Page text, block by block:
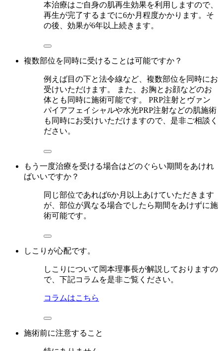
本治療はご自身の肌再生効果を利用しますので、
再生が完了するまでに6か月程度かかります。そ
の後、効果が6年以上続きます。
複数部位を同時に受けることは可能ですか？
例えば目の下と法令線など、複数部位を同時にお
受けいただけます。 また、お胸とお顔などのお
体とも同時に施術可能です。 PRP注射とヴァン
パイアフェイシャルや水光PRP注射などの肌施術
も同時にお受けいただけますので、是非ご相談く
ださい。
もう一度治療を受ける場合はどのぐらい期間をあけれ
ばいいですか？
同じ部位であれば6か月以上あけていただきます
が、部位が異なる場合でしたら期間をあけずに施
術可能です。
しこりが心配です。
しこりについて岡本理事長が解説しておりますの
で、下記コラムを是非ご覧ください。
コラムはこちら
施術前に注意すること